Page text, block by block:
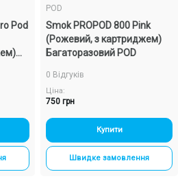
Pod
POD
Smok PROPOD 800 Pink
(Рожевий, з картриджем)
Багаторазовий POD
0 Відгуків
Ціна:
750 грн
Купити
Швидке замовлення